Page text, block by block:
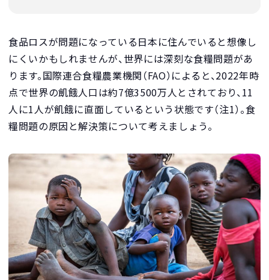
食品ロスが問題になっている日本に住んでいると想像し
にくいかもしれませんが、世界には深刻な食糧問題があ
ります。国際連合食糧農業機関（FAO）によると、2022年時
点で世界の飢餓人口は約7億3500万人とされており、11
人に1人が飢餓に直面しているという状態です（注1）。食
糧問題の原因と解決策について考えましょう。